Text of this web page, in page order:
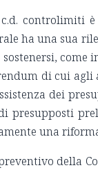
controlimiti
ha una sua
come
di cui agli
dei
presupposti
una
della